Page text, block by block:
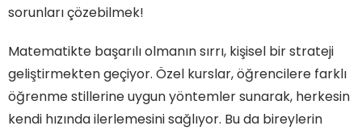
sorunları çözebilmek!
Matematikte başarılı olmanın sırrı, kişisel bir strateji
geliştirmekten geçiyor. Özel kurslar, öğrencilere farklı
öğrenme stillerine uygun yöntemler sunarak, herkesin
kendi hızında ilerlemesini sağlıyor. Bu da bireylerin